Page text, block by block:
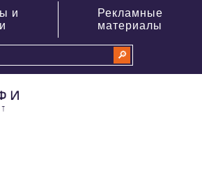
и
Рекламные
материалы
🔎